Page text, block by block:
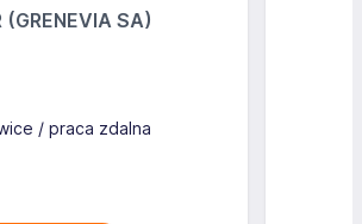
(GRENEVIA SA)
/ praca zdalna